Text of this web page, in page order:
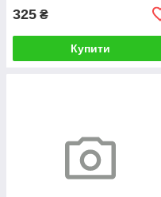
325 ₴
Купити